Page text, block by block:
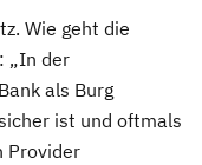
Wie geht die
„In der
als Burg
ist und oftmals
Provider